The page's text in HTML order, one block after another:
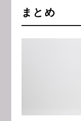
まとめ